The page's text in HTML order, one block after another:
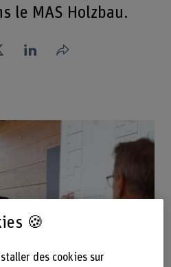
le MAS Holzbau.
Partager
🍪
des cookies sur